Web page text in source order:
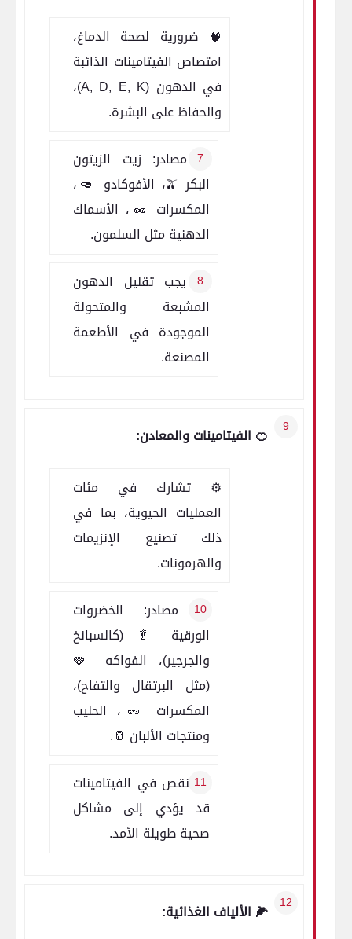
🧠 ضرورية لصحة الدماغ،
امتصاص الفيتامينات الذائبة
في الدهون (A, D, E, K)،
والحفاظ على البشرة.
✅ مصادر: زيت الزيتون
البكر 🫒، الأفوكادو 🥑،
المكسرات 🥜، الأسماك
الدهنية مثل السلمون.
🚫 يجب تقليل الدهون
المشبعة والمتحولة
الموجودة في الأطعمة
المصنعة.
🍊 الفيتامينات والمعادن:
⚙️ تشارك في مئات
العمليات الحيوية، بما في
ذلك تصنيع الإنزيمات
والهرمونات.
✅ مصادر: الخضروات
الورقية 🥬 (كالسبانخ
والجرجير)، الفواكه 🍓
(مثل البرتقال والتفاح)،
المكسرات 🥜، الحليب
ومنتجات الألبان 🥛.
🧪 النقص في الفيتامينات
قد يؤدي إلى مشاكل
صحية طويلة الأمد.
🌽 الألياف الغذائية: